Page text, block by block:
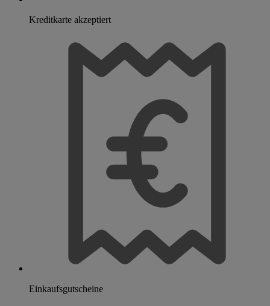
Kreditkarte akzeptiert
Einkaufsgutscheine